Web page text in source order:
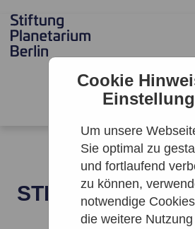
Cookie
Um unsere
Sie optimal zu
und fortlaufend
zu können,
notwendige
die weitere
STERNE ÜBER